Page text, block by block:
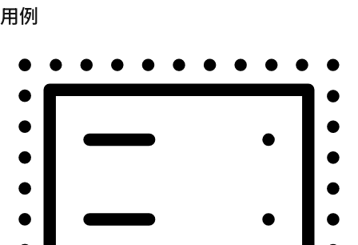
用例